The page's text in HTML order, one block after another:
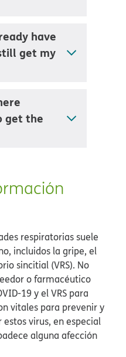
have
get my
get the
respiratorias suele
incluidos la gripe, el
sincitial (VRS). No
o farmacéutico
19 y el VRS para
vitales para prevenir y
virus, en especial
alguna afección